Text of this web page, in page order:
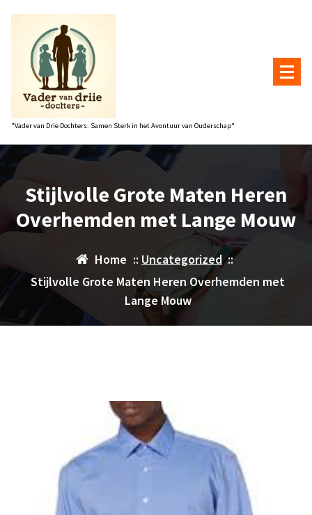
"Vader van Drie Dochters: Samen Sterk in het Avontuur van Ouderschap"
Stijlvolle Grote Maten Heren
Overhemden met Lange Mouw
Home :: Uncategorized::
Stijlvolle Grote Maten Heren Overhemden met
Lange Mouw